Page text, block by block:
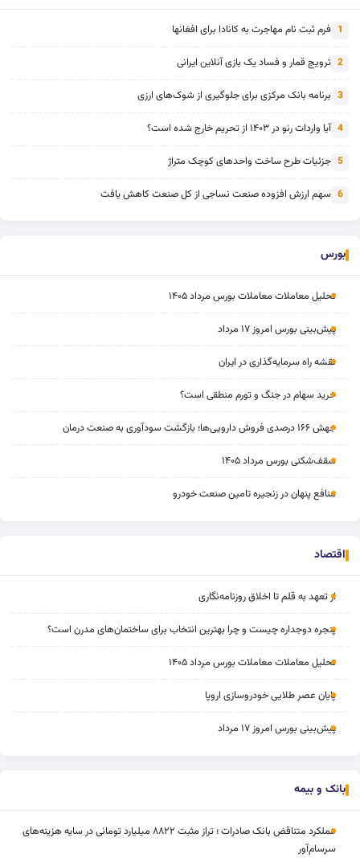
1 فرم ثبت نام مهاجرت به کانادا برای افغانها
2 ترویج قمار و فساد یک بازی آنلاین ایرانی
3 برنامه بانک مرکزی برای جلوگیری از شوک‌های ارزی
4 آیا واردات رنو در ۱۴۰۳ از تحریم خارج شده است؟
5 جزئیات طرح ساخت واحدهای کوچک متراژ
6 سهم ارزش افزوده صنعت نساجی از کل صنعت کاهش یافت
بورس
تحلیل معاملات معاملات بورس مرداد ۱۴۰۵
پیش‌بینی بورس امروز ۱۷ مرداد
نقشه راه سرمایه‌گذاری در ایران
خرید سهام در جنگ و تورم منطقی است؟
جهش ۱۶۶ درصدی فروش دارویی‌ها؛ بازگشت سودآوری به صنعت درمان
سقف‌شکنی بورس مرداد ۱۴۰۵
منافع پنهان در زنجیره تامین صنعت خودرو
اقتصاد
از تعهد به قلم تا اخلاق روزنامه‌نگاری
پنجره دوجداره چیست و چرا بهترین انتخاب برای ساختمان‌های مدرن است؟
تحلیل معاملات معاملات بورس مرداد ۱۴۰۵
پایان عصر طلایی خودروسازی اروپا
پیش‌بینی بورس امروز ۱۷ مرداد
بانک و بیمه
عملکرد متناقض بانک صادرات ؛ تراز مثبت ۸۸۲۲ میلیارد تومانی در سایه هزینه‌های
سرسام‌آور